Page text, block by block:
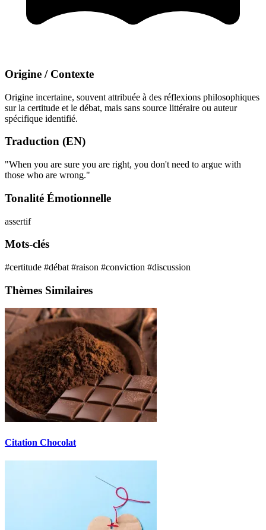
Origine / Contexte
Origine incertaine, souvent attribuée à des réflexions philosophiques
sur la certitude et le débat, mais sans source littéraire ou auteur
spécifique identifié.
Traduction (EN)
"When you are sure you are right, you don't need to argue with
those who are wrong."
Tonalité Émotionnelle
assertif
Mots-clés
#certitude #débat #raison #conviction #discussion
Thèmes Similaires
Citation Chocolat